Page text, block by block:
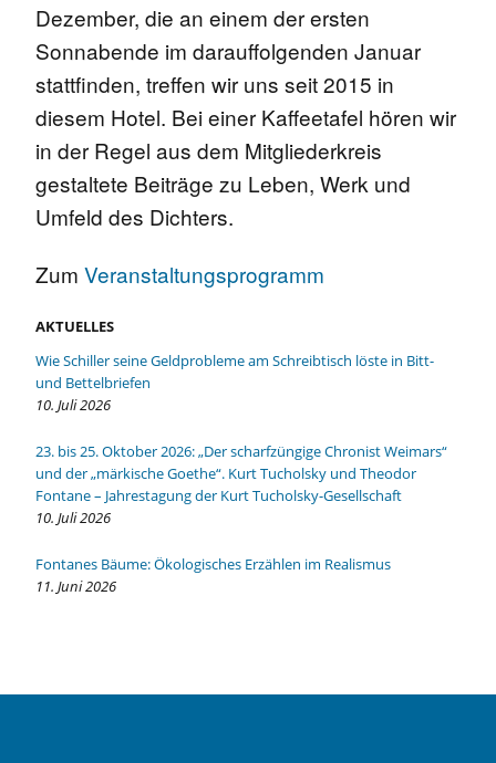
Dezember, die an einem der ersten
Sonnabende im darauffolgenden Januar
stattfinden, treffen wir uns seit 2015 in
diesem Hotel. Bei einer Kaffeetafel hören wir
in der Regel aus dem Mitgliederkreis
gestaltete Beiträge zu Leben, Werk und
Umfeld des Dichters.
Zum Veranstaltungsprogramm
AKTUELLES
Wie Schiller seine Geldprobleme am Schreibtisch löste in Bitt-
und Bettelbriefen
10. Juli 2026
23. bis 25. Oktober 2026: „Der scharfzüngige Chronist Weimars“
und der „märkische Goethe“. Kurt Tucholsky und Theodor
Fontane – Jahrestagung der Kurt Tucholsky-Gesellschaft
10. Juli 2026
Fontanes Bäume: Ökologisches Erzählen im Realismus
11. Juni 2026